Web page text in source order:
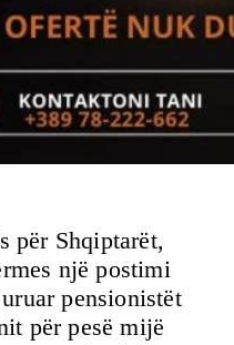
për Shqiptarët,
një postimi
pensionistët
për pesë mijë